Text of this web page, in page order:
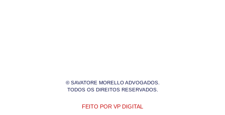
© SAVATORE MORELLO ADVOGADOS.
TODOS OS DIREITOS RESERVADOS.
FEITO POR VP DIGITAL